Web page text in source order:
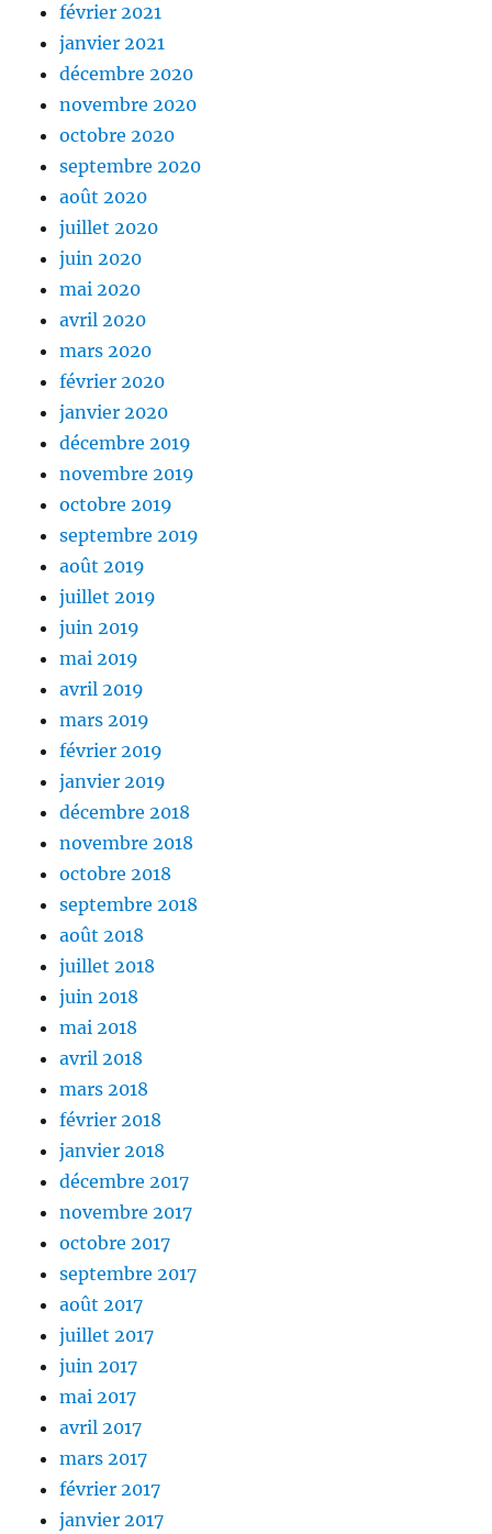
février 2021
janvier 2021
décembre 2020
novembre 2020
octobre 2020
septembre 2020
août 2020
juillet 2020
juin 2020
mai 2020
avril 2020
mars 2020
février 2020
janvier 2020
décembre 2019
novembre 2019
octobre 2019
septembre 2019
août 2019
juillet 2019
juin 2019
mai 2019
avril 2019
mars 2019
février 2019
janvier 2019
décembre 2018
novembre 2018
octobre 2018
septembre 2018
août 2018
juillet 2018
juin 2018
mai 2018
avril 2018
mars 2018
février 2018
janvier 2018
décembre 2017
novembre 2017
octobre 2017
septembre 2017
août 2017
juillet 2017
juin 2017
mai 2017
avril 2017
mars 2017
février 2017
janvier 2017